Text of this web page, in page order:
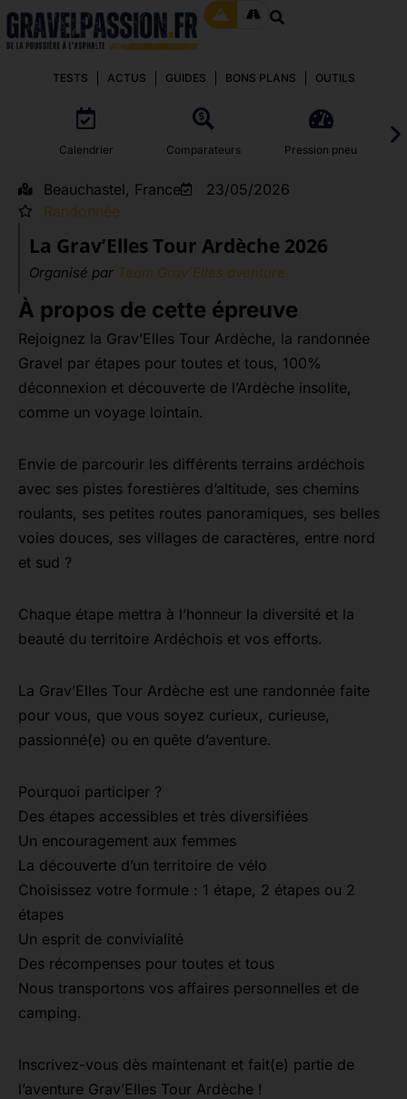
TESTS ACTUS GUIDES BONS PLANS OUTILS
Calendrier Comparateurs Pression pneu
Beauchastel, France
23/05/2026
Randonnée
La Grav’Elles Tour Ardèche 2026
Organisé par Team Grav’Elles aventure
À propos de cette épreuve
Rejoignez la Grav’Elles Tour Ardèche, la randonnée
Gravel par étapes pour toutes et tous, 100%
déconnexion et découverte de l’Ardèche insolite,
comme un voyage lointain.
Envie de parcourir les différents terrains ardéchois
avec ses pistes forestières d’altitude, ses chemins
roulants, ses petites routes panoramiques, ses belles
voies douces, ses villages de caractères, entre nord
et sud ?
Chaque étape mettra à l’honneur la diversité et la
beauté du territoire Ardéchois et vos efforts.
La Grav’Elles Tour Ardèche est une randonnée faite
pour vous, que vous soyez curieux, curieuse,
passionné(e) ou en quête d’aventure.
Pourquoi participer ?
Des étapes accessibles et très diversifiées
Un encouragement aux femmes
La découverte d’un territoire de vélo
Choisissez votre formule : 1 étape, 2 étapes ou 2
étapes
Un esprit de convivialité
Des récompenses pour toutes et tous
Nous transportons vos affaires personnelles et de
camping.
Inscrivez-vous dès maintenant et fait(e) partie de
l’aventure Grav’Elles Tour Ardèche !